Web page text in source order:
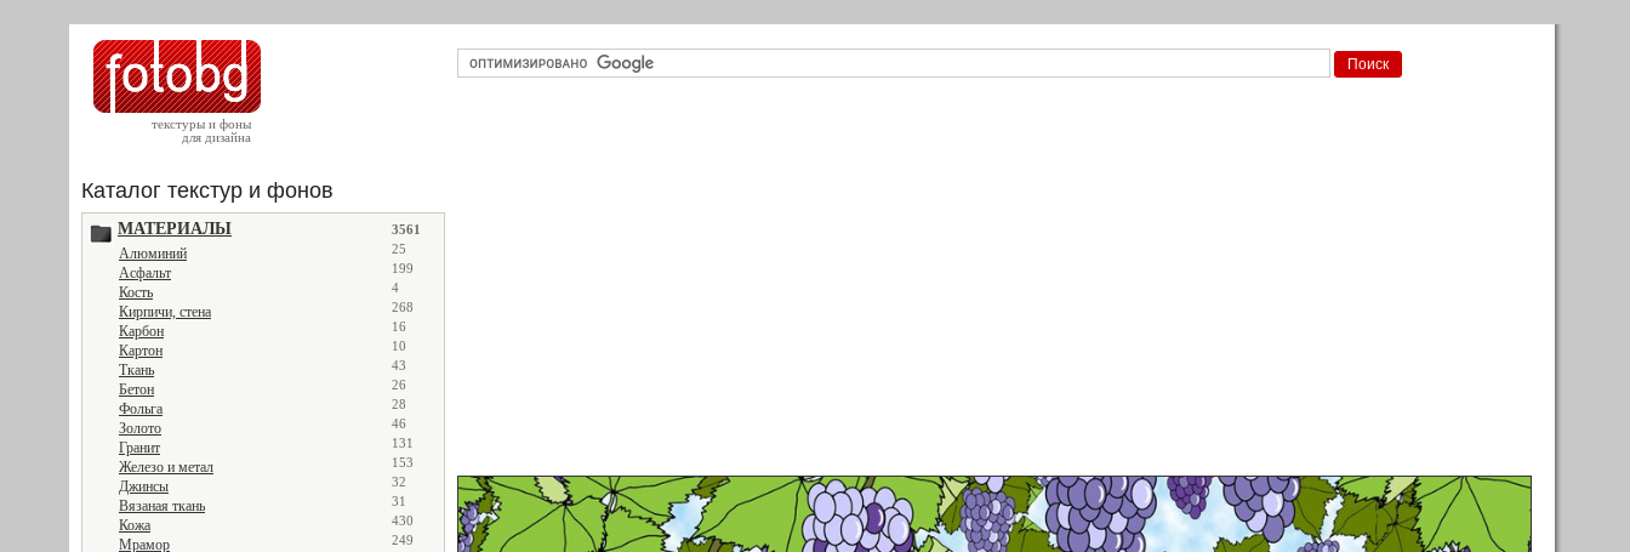
текстуры и фоны
для дизайна
Каталог текстур и фонов
МАТЕРИАЛЫ 3561
Алюминий 25
Асфальт 199
Кость 4
Кирпичи, стена 268
Карбон 16
Картон 10
Ткань 43
Бетон 26
Фольга 28
Золото 46
Гранит 131
Железо и метал 153
Джинсы 32
Вязаная ткань 31
Кожа 430
Мрамор 249